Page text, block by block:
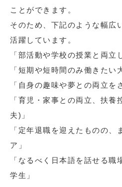
ことができます。
そのため、下記のような幅広
活躍しています。
「部活動や学校の授業と両立
「短期や短時間のみ働きたい
「自身の趣味や夢との両立を
「育児・家事との両立、扶養
夫)」
「定年退職を迎えたものの、
ア」
「なるべく日本語を話せる職
学生」